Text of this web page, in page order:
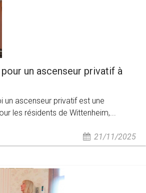
un ascenseur privatif à
un ascenseur privatif est une
les résidents de Wittenheim,...
21/11/2025